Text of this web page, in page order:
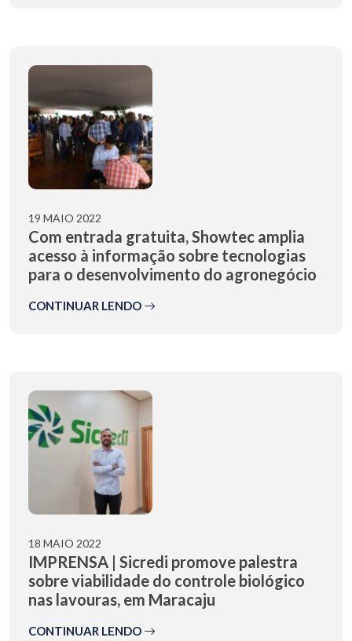
19 MAIO 2022
Com entrada gratuita, Showtec amplia
acesso à informação sobre tecnologias
para o desenvolvimento do agronegócio
CONTINUAR LENDO
18 MAIO 2022
IMPRENSA | Sicredi promove palestra
sobre viabilidade do controle biológico
nas lavouras, em Maracaju
CONTINUAR LENDO